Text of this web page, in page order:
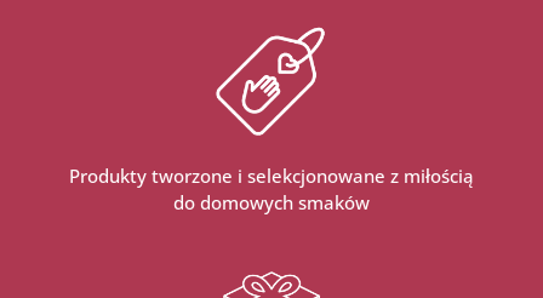
Produkty tworzone i selekcjonowane z miłością
do domowych smaków